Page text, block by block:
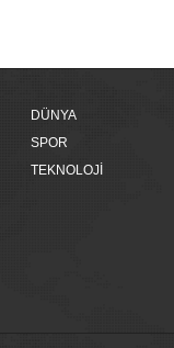
DÜNYA
SPOR
TEKNOLOJİ